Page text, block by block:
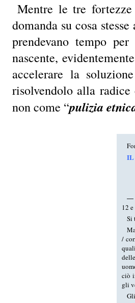
Mentre le tre
domanda su cosa
prendevano tempo
nascente,
accelerare la
risolvendolo alla
non come “pulizia
IL
―
12
Si
/
ciò
gli